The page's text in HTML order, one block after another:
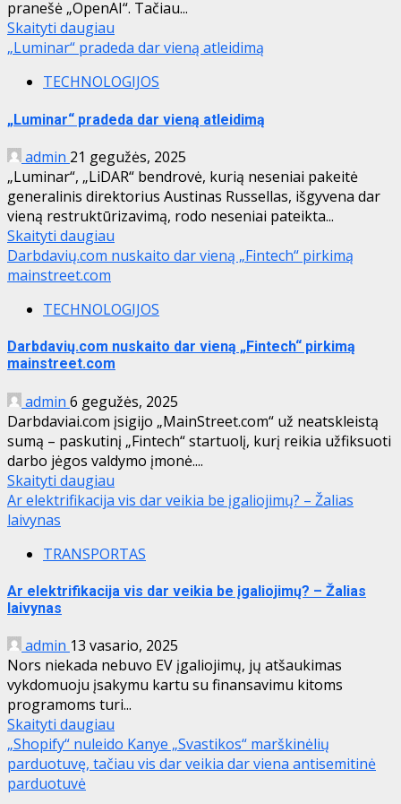
pranešė „OpenAI“. Tačiau...
Skaityti daugiau
„Luminar“ pradeda dar vieną atleidimą
TECHNOLOGIJOS
„Luminar“ pradeda dar vieną atleidimą
admin 21 gegužės, 2025
„Luminar“, „LiDAR“ bendrovė, kurią neseniai pakeitė
generalinis direktorius Austinas Russellas, išgyvena dar
vieną restruktūrizavimą, rodo neseniai pateikta...
Skaityti daugiau
Darbdavių.com nuskaito dar vieną „Fintech“ pirkimą
mainstreet.com
TECHNOLOGIJOS
Darbdavių.com nuskaito dar vieną „Fintech“ pirkimą
mainstreet.com
admin 6 gegužės, 2025
Darbdaviai.com įsigijo „MainStreet.com“ už neatskleistą
sumą – paskutinį „Fintech“ startuolį, kurį reikia užfiksuoti
darbo jėgos valdymo įmonė....
Skaityti daugiau
Ar elektrifikacija vis dar veikia be įgaliojimų? – Žalias
laivynas
TRANSPORTAS
Ar elektrifikacija vis dar veikia be įgaliojimų? – Žalias
laivynas
admin 13 vasario, 2025
Nors niekada nebuvo EV įgaliojimų, jų atšaukimas
vykdomuoju įsakymu kartu su finansavimu kitoms
programoms turi...
Skaityti daugiau
„Shopify“ nuleido Kanye „Svastikos“ marškinėlių
parduotuvę, tačiau vis dar veikia dar viena antisemitinė
parduotuvė